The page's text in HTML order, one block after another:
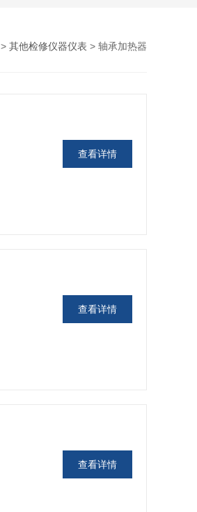
> 其他检修仪器仪表 > 轴承加热器
查看详情
查看详情
查看详情